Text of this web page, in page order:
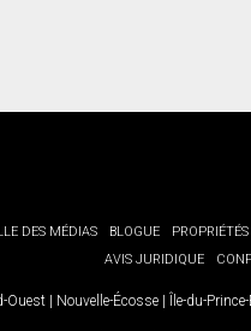
DES MÉDIAS BLOGUE
AVIS JURIDIQUE
Ouest | Nouvelle-Écosse | Île-du-